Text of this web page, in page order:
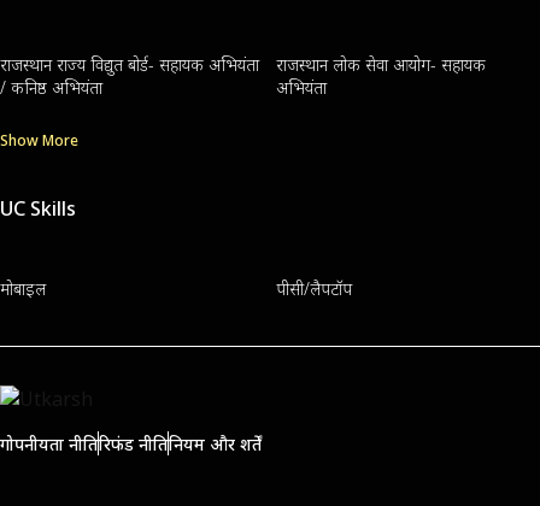
राजस्थान राज्य विद्युत बोर्ड- सहायक अभियंता
/ कनिष्ठ अभियंता
राजस्थान लोक सेवा आयोग- सहायक
अभियंता
Show More
UC Skills
मोबाइल पीसी/लैपटॉप
गोपनीयता नीतिरिफंड नीतिनियम और शर्तें